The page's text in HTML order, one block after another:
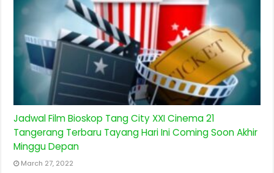
Jadwal Film Bioskop Tang City XXI Cinema 21
Tangerang Terbaru Tayang Hari Ini Coming Soon Akhir
Minggu Depan
March 27, 2022